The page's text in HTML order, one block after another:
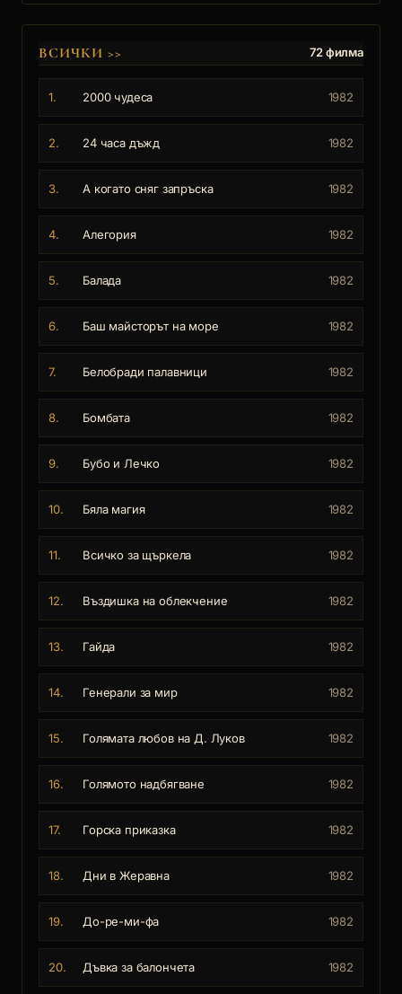
ВСИЧКИ >> 72 филма
1. 2000 чудеса 1982
2. 24 часа дъжд 1982
3. А когато сняг запръска 1982
4. Алегория 1982
5. Балада 1982
6. Баш майсторът на море 1982
7. Белобради палавници 1982
8. Бомбата 1982
9. Бубо и Лечко 1982
10. Бяла магия 1982
11. Всичко за щъркела 1982
12. Въздишка на облекчение 1982
13. Гайда 1982
14. Генерали за мир 1982
15. Голямата любов на Д. Луков 1982
16. Голямото надбягване 1982
17. Горска приказка 1982
18. Дни в Жеравна 1982
19. До-ре-ми-фа 1982
20. Дъвка за балончета 1982